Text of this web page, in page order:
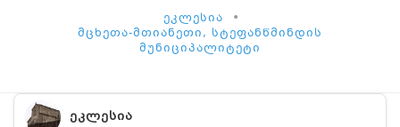
ᲔᲙᲚᲔᲡᲘᲐ •
ᲛᲪᲮᲔᲗᲐ-ᲛᲗᲘᲐᲜᲔᲗᲘ, ᲡᲢᲔᲤᲐᲜᲬᲛᲘᲜᲓᲘᲡ
ᲛᲣᲜᲘᲪᲘᲞᲐᲚᲘᲢᲔᲢᲘ
ᲔᲙᲚᲔᲡᲘᲐ